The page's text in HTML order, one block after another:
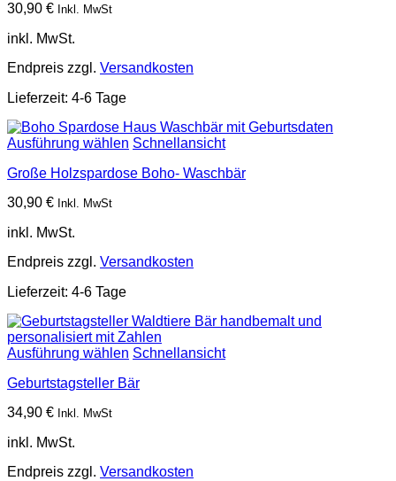
30,90 € Inkl. MwSt
inkl. MwSt.
Endpreis zzgl. Versandkosten
Lieferzeit: 4-6 Tage
Ausführung wählen Schnellansicht
Große Holzspardose Boho- Waschbär
30,90 € Inkl. MwSt
inkl. MwSt.
Endpreis zzgl. Versandkosten
Lieferzeit: 4-6 Tage
Ausführung wählen Schnellansicht
Geburtstagsteller Bär
34,90 € Inkl. MwSt
inkl. MwSt.
Endpreis zzgl. Versandkosten